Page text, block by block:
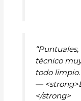
técnico
todo limpio.
—
</strong>